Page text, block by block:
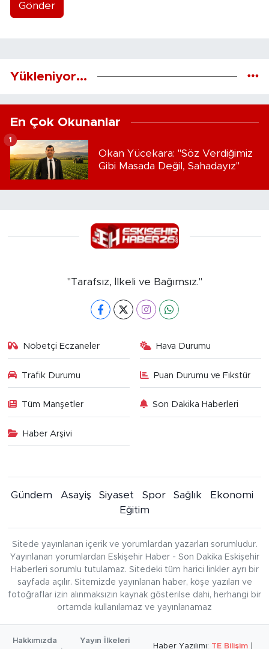
Gönder
Yükleniyor...
En Çok Okunanlar
Okan Yücekara: "Söz Verdiğimiz
Gibi Masada Değil, Sahadayız"
1
"Tarafsız, İlkeli ve Bağımsız."
Nöbetçi Eczaneler Hava Durumu
Trafik Durumu Puan Durumu ve Fikstür
Tüm Manşetler Son Dakika Haberleri
Haber Arşivi
Gündem Asayiş Siyaset Spor Sağlık
Ekonomi
Eğitim
Sitede yayınlanan içerik ve yorumlardan yazarları sorumludur.
Yayınlanan yorumlardan Eskişehir Haber - Son Dakika Eskişehir
Haberleri sorumlu tutulamaz. Sitedeki tüm harici linkler ayrı bir
sayfada açılır. Sitemizde yayınlanan haber, köşe yazıları ve
fotoğraflar izin alınmaksızın kaynak gösterilse dahi, herhangi bir
ortamda kullanılamaz ve yayınlanamaz
Hakkımızda
Yayın İlkeleri
Haber Yazılımı: TE Bilişim